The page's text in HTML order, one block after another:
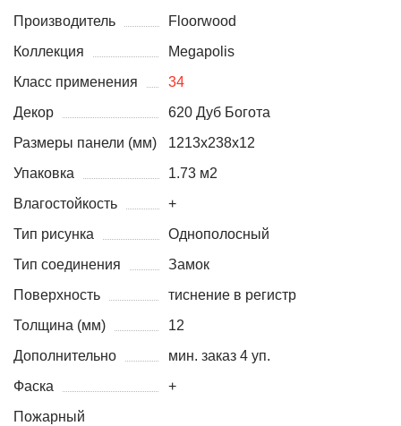
Производитель
Floorwood
Коллекция
Megapolis
Класс применения
34
Декор
620 Дуб Богота
Размеры панели (мм)
1213x238x12
Упаковка
1.73 м2
Влагостойкость
+
Тип рисунка
Однополосный
Тип соединения
Замок
Поверхность
тиснение в регистр
Толщина (мм)
12
Дополнительно
мин. заказ 4 уп.
Фаска
+
Пожарный